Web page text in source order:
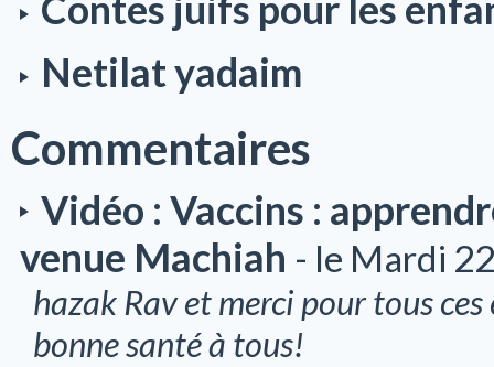
Netilat yadaim
Commentaires
Vidéo : Vaccins :
venue Machiah - le Mardi
hazak Rav et merci pour tous
bonne santé à tous!